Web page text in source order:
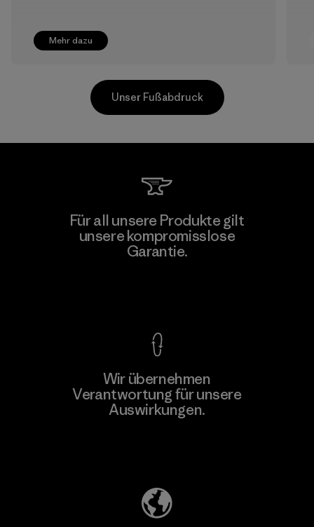
Mehr dazu
Mehr dazu
Greentech Headgear Company
Limited - Chau Duc
Unser Fußabdruck
Für all unsere Produkte gilt
unsere kompromisslose
Garantie.
Wir übernehmen
Verantwortung für unsere
Auswirkungen.